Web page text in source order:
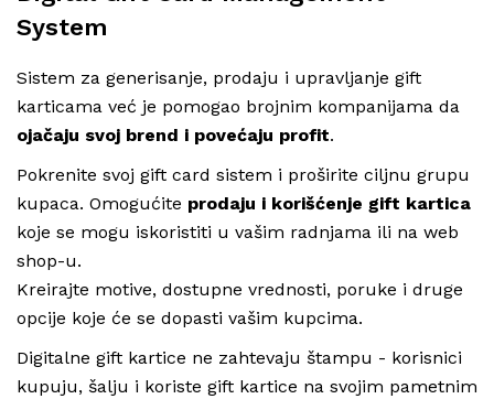
System
Sistem za generisanje, prodaju i upravljanje gift
karticama već je pomogao brojnim kompanijama da
ojačaju svoj brend i povećaju profit.
Pokrenite svoj gift card sistem i proširite ciljnu grupu
kupaca. Omogućite prodaju i korišćenje gift kartica
koje se mogu iskoristiti u vašim radnjama ili na web
shop-u.
Kreirajte motive, dostupne vrednosti, poruke i druge
opcije koje će se dopasti vašim kupcima.
Digitalne gift kartice ne zahtevaju štampu - korisnici
kupuju, šalju i koriste gift kartice na svojim pametnim